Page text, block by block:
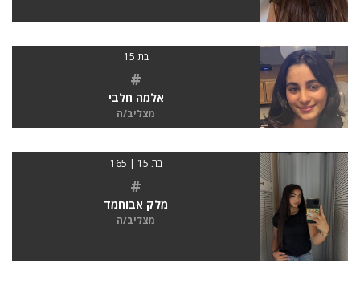
בת 15
#
אלמה חלבי
מצליב/ה
בת 15 | 165
#
מלק אבוחמד
מצליב/ה